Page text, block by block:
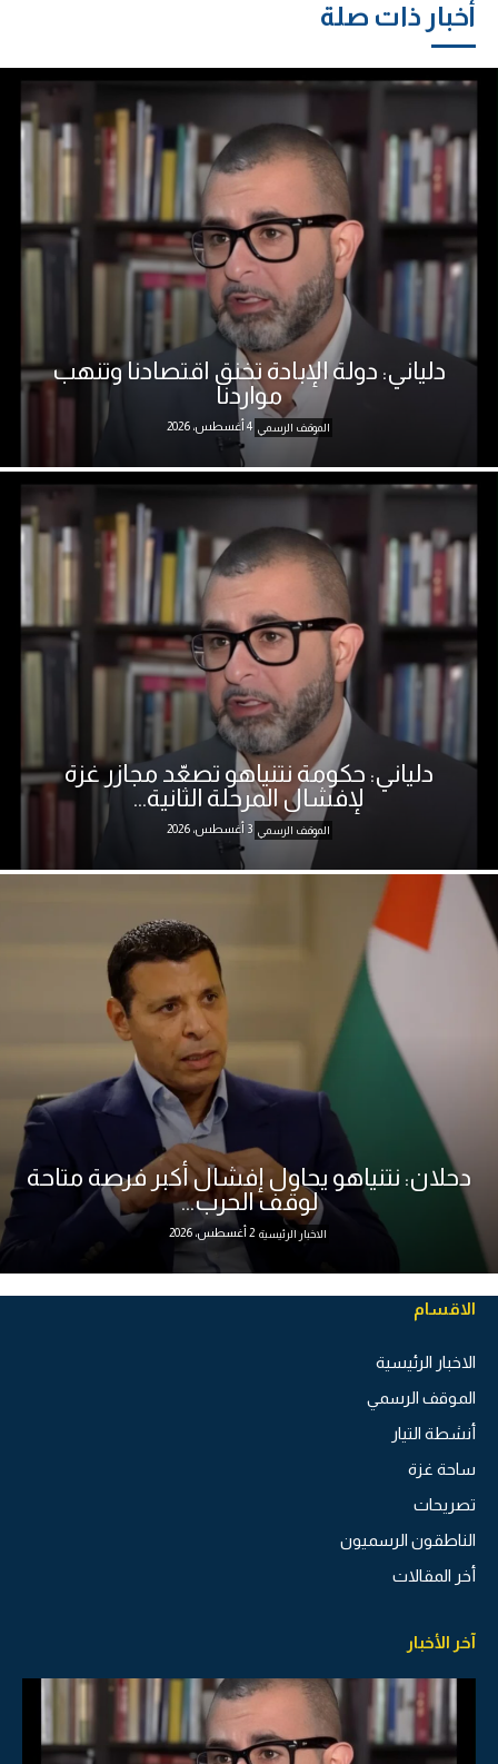
أخبار ذات صلة
دلياني: دولة الإبادة تخنق اقتصادنا وتنهب
مواردنا
الموقف الرسمي 4 أغسطس، 2026
دلياني: حكومة نتنياهو تصعّد مجازر غزة
لإفشال المرحلة الثانية...
الموقف الرسمي 3 أغسطس، 2026
دحلان: نتنياهو يحاول إفشال أكبر فرصة متاحة
لوقف الحرب...
الاخبار الرئيسية 2 أغسطس، 2026
الاقسام
الاخبار الرئيسية
الموقف الرسمي
أنشطة التيار
ساحة غزة
تصريحات
الناطقون الرسميون
أخر المقالات
آخر الأخبار